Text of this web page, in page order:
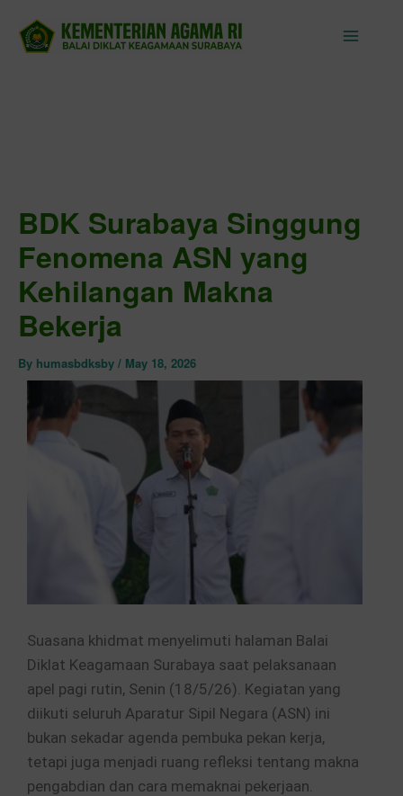
content
BDK Surabaya Singgung
Fenomena ASN yang
Kehilangan Makna
Bekerja
By humasbdksby / May 18, 2026
Suasana khidmat menyelimuti halaman Balai
Diklat Keagamaan Surabaya saat pelaksanaan
apel pagi rutin, Senin (18/5/26). Kegiatan yang
diikuti seluruh Aparatur Sipil Negara (ASN) ini
bukan sekadar agenda pembuka pekan kerja,
tetapi juga menjadi ruang refleksi tentang makna
pengabdian dan cara memaknai pekerjaan.